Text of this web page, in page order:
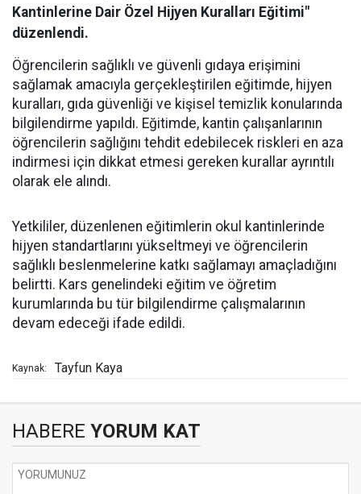
Kantinlerine Dair Özel Hijyen Kuralları Eğitimi"
düzenlendi.
Öğrencilerin sağlıklı ve güvenli gıdaya erişimini
sağlamak amacıyla gerçekleştirilen eğitimde, hijyen
kuralları, gıda güvenliği ve kişisel temizlik konularında
bilgilendirme yapıldı. Eğitimde, kantin çalışanlarının
öğrencilerin sağlığını tehdit edebilecek riskleri en aza
indirmesi için dikkat etmesi gereken kurallar ayrıntılı
olarak ele alındı.
Yetkililer, düzenlenen eğitimlerin okul kantinlerinde
hijyen standartlarını yükseltmeyi ve öğrencilerin
sağlıklı beslenmelerine katkı sağlamayı amaçladığını
belirtti. Kars genelindeki eğitim ve öğretim
kurumlarında bu tür bilgilendirme çalışmalarının
devam edeceği ifade edildi.
Kaynak: Tayfun Kaya
HABERE YORUM KAT